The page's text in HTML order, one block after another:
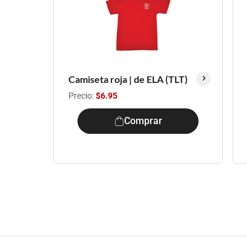
Camiseta roja | de ELA (TLT)
Precio:$6.95
Comprar